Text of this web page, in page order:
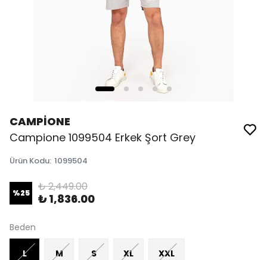
CAMPİONE
Campione 1099504 Erkek Şort Grey
Ürün Kodu: 1099504
%25 ₺ 2,449.00
₺ 1,836.00
Beden
L M S XL XXL